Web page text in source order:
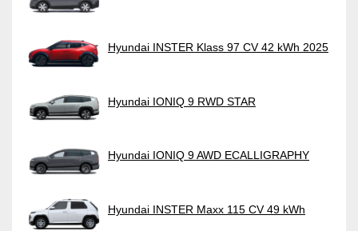
Hyundai INSTER Klass 97 CV 42 kWh 2025
Hyundai IONIQ 9 RWD STAR
Hyundai IONIQ 9 AWD ECALLIGRAPHY
Hyundai INSTER Maxx 115 CV 49 kWh